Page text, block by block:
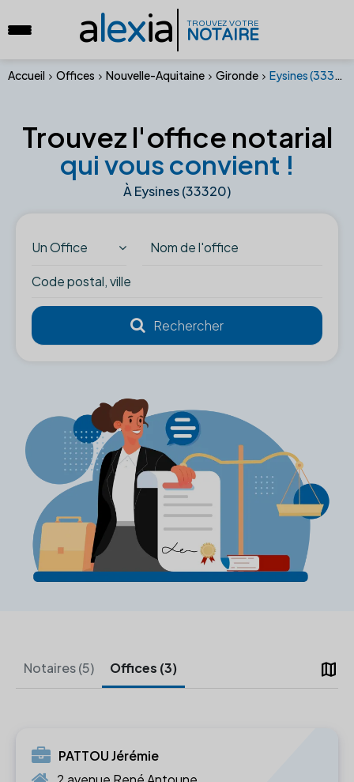
alexia TROUVEZ VOTRE
NOTAIRE
Accueil Offices Nouvelle-Aquitaine Gironde Eysines (33320)
Trouvez l'office notarial
qui vous convient !
À Eysines (33320)
Un Office
map
Notaires (5) Offices (3)
PATTOU Jérémie